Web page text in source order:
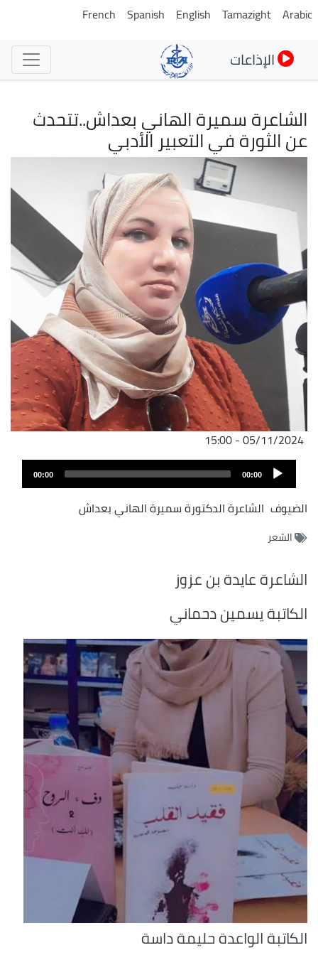
تجاوز
Arabic
Tamazight
English
Spanish
French
الإذاعات
الشاعرة سميرة الهاني بعداش..تتحدث
عن الثورة في التعبير الأدبي
الصورة
05/11/2024 - 15:00
Audio
Player
00:00
00:00
الضيوف الشاعرة الدكتورة سميرة الهاني بعداش
الشعر
الشاعرة عايدة بن عزوز
الكاتبة يسمين دحماني
الكاتبة الواعدة حليمة داسة